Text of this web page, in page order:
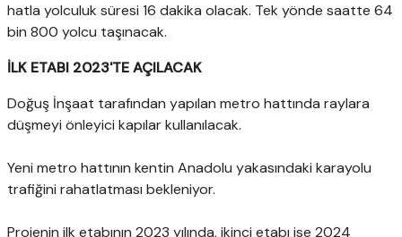
hatla yolculuk süresi 16 dakika olacak. Tek yönde saatte 64
bin 800 yolcu taşınacak.
İLK ETABI 2023'TE AÇILACAK
Doğuş İnşaat tarafından yapılan metro hattında raylara
düşmeyi önleyici kapılar kullanılacak.
Yeni metro hattının kentin Anadolu yakasındaki karayolu
trafiğini rahatlatması bekleniyor.
Projenin ilk etabının 2023 yılında, ikinci etabı ise 2024